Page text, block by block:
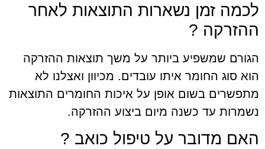
לכמה זמן נשארות התוצאות לאחר
ההזרקה ?
הגורם שמשפיע ביותר על משך תוצאות ההזרקה
הוא סוג החומר איתו עובדים. מכיוון ואצלנו לא
מתפשרים בשום אופן על איכות החומרים התוצאות
נשמרות עד כשנה מיום ביצוע ההזרקה.
האם מדובר על טיפול כואב ?